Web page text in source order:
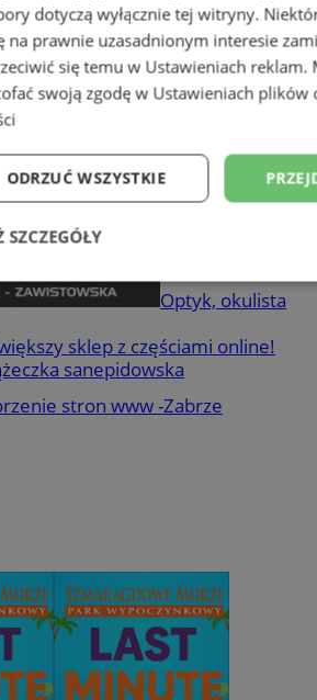
kryminalne w Zabrzu
lokalne
sportowe
Optyk, okulista
sklep z częściami online!
sanepidowska
stron www -Zabrze
dotyczą wyłącznie tej witryny.
na prawnie uzasadnionym interesie
się temu w Ustawieniach reklam.
swoją zgodę w Ustawieniach plików
ODRZUĆ WSZYSTKIE
SZCZEGÓŁY
Wydajność
Niesklasyfikowane
użytkownika i zarządzanie kontem. Bez
korzystać ze strony internetowej.
Provider/
Domena
zabrze.com.pl